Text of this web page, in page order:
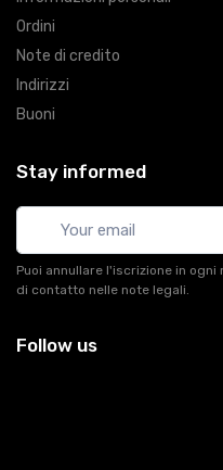
Ordini
Note di credito
Indirizzi
Buoni
Stay informed
Puoi annullare l'iscrizione in
di contatto nelle note legali.
Follow us